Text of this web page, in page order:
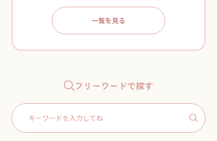
一覧を見る
フリーワードで探す
Search
for: